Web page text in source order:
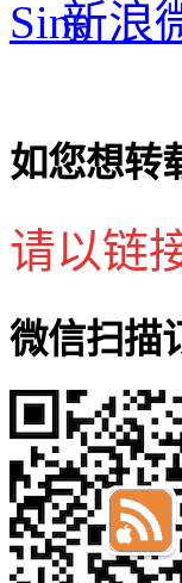
新浪
如您想转
请以链
微信扫描